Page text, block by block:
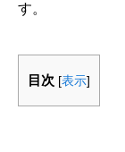
す。
目次 [表示]